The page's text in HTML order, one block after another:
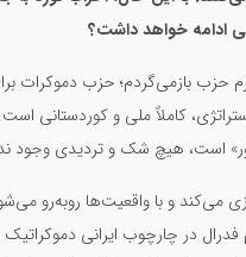
ادامه خواهد داشت؟
حزب بازمی‌گردم؛ حزب دموکرات
کاملاً ملی و کوردستانی
است، هیچ شک و تردیدی وجود
می‌کند و با واقعیت‌ها روبه‌رو
فدرال در چارچوب ایرانی